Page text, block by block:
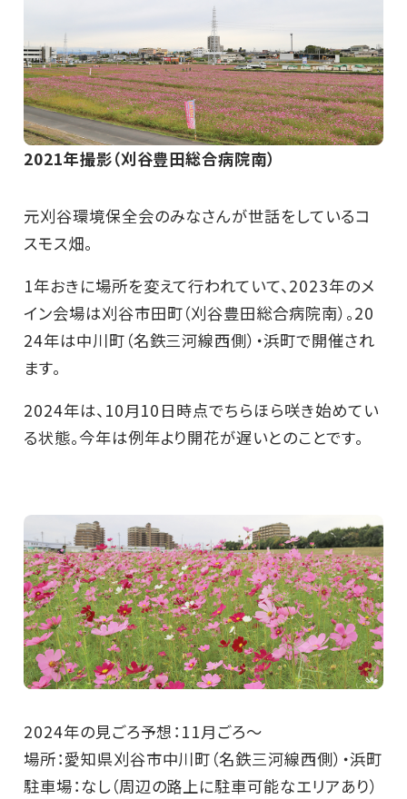
2021年撮影（刈谷豊田総合病院南）
元刈谷環境保全会のみなさんが世話をしているコ
スモス畑。
1年おきに場所を変えて行われていて、2023年のメ
イン会場は刈谷市田町（刈谷豊田総合病院南）。20
24年は中川町（名鉄三河線西側）・浜町で開催され
ます。
2024年は、10月10日時点でちらほら咲き始めてい
る状態。今年は例年より開花が遅いとのことです。
2024年の見ごろ予想：11月ごろ～
場所：愛知県刈谷市中川町（名鉄三河線西側）・浜町
駐車場：なし（周辺の路上に駐車可能なエリアあり）